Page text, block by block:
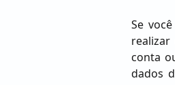
Se
conta
dados